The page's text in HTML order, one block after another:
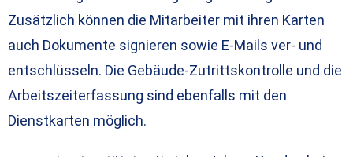
Zusätzlich können die Mitarbeiter mit ihren Karten
auch Dokumente signieren sowie E-Mails ver- und
entschlüsseln. Die Gebäude-Zutrittskontrolle und die
Arbeitszeiterfassung sind ebenfalls mit den
Dienstkarten möglich.